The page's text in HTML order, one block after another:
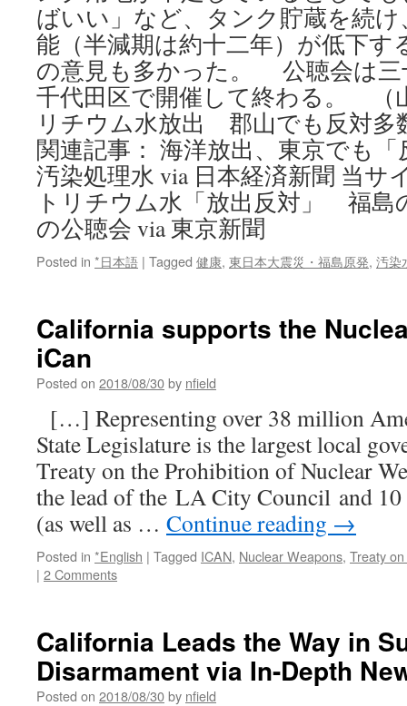
ばいい」など、タンク貯蔵を続
能（半減期は約十二年）が低下
の意見も多かった。 公聴会は三
千代田区で開催して終わる。 （
リチウム水放出 郡山でも反対
関連記事： 海洋放出、東京でも
汚染処理水 via 日本経済新聞 当サ
トリチウム水「放出反対」 福
の公聴会 via 東京新聞
Posted in *日本語 | Tagged 健康, 東日本大震災・福島原発, 汚染
California supports the
iCan
Posted on 2018/08/30by nfield
[…] Representing over 38 million
State Legislature is the largest local
Treaty on the Prohibition of Nuclear
the lead of the LA City Council and
(as well as … Continue reading →
Posted in *English | Tagged ICAN, Nuclear Weapons, Treaty
| 2 Comments
California Leads the Way in
Disarmament via In-Depth
Posted on 2018/08/30by nfield